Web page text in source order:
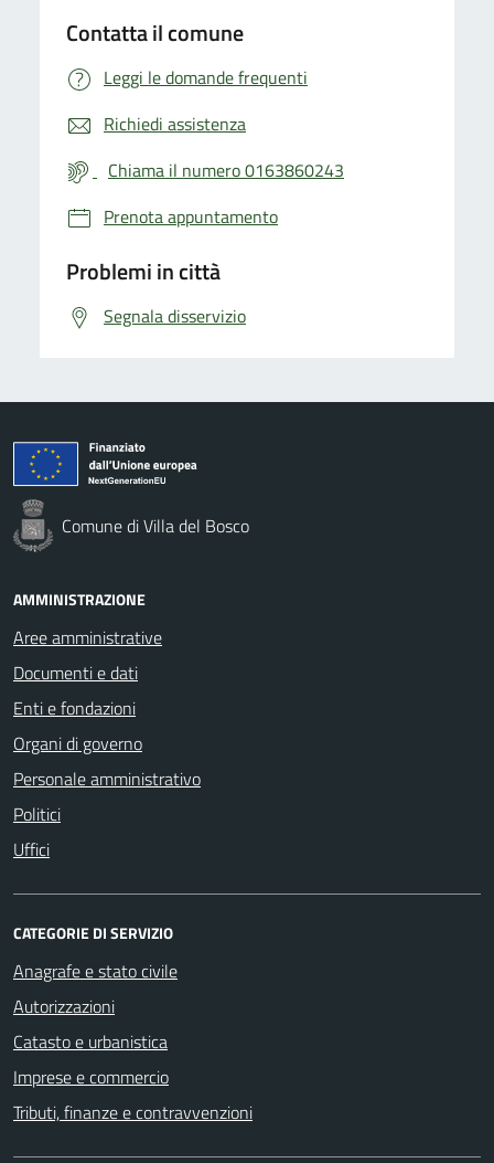
Contatta il comune
Leggi le domande frequenti
Richiedi assistenza
Chiama il numero 0163860243
Prenota appuntamento
Problemi in città
Segnala disservizio
Comune di Villa del Bosco
AMMINISTRAZIONE
Aree amministrative
Documenti e dati
Enti e fondazioni
Organi di governo
Personale amministrativo
Politici
Uffici
CATEGORIE DI SERVIZIO
Anagrafe e stato civile
Autorizzazioni
Catasto e urbanistica
Imprese e commercio
Tributi, finanze e contravvenzioni